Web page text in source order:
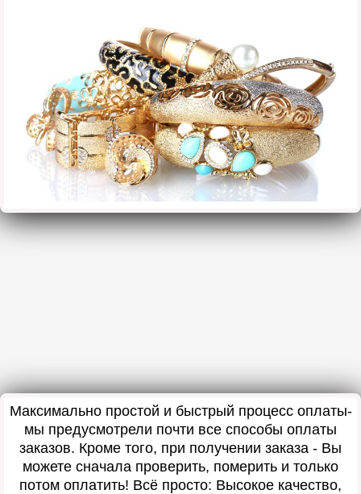
Максимально простой и быстрый процесс оплаты-
мы предусмотрели почти все способы оплаты
заказов. Кроме того, при получении заказа - Вы
можете сначала проверить, померить и только
потом оплатить! Всё просто: Высокое качество,